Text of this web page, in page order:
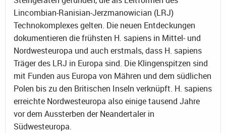
Lincombian-Ranisian-Jerzmanowician (LRJ)
Technokomplexes gelten. Die neuen Entdeckungen
dokumentieren die frühsten H. sapiens in Mittel- und
Nordwesteuropa und auch erstmals, dass H. sapiens
Träger des LRJ in Europa sind. Die Klingenspitzen sind
mit Funden aus Europa von Mähren und dem südlichen
Polen bis zu den Britischen Inseln verknüpft. H. sapiens
erreichte Nordwesteuropa also einige tausend Jahre
vor dem Aussterben der Neandertaler in
Südwesteuropa.